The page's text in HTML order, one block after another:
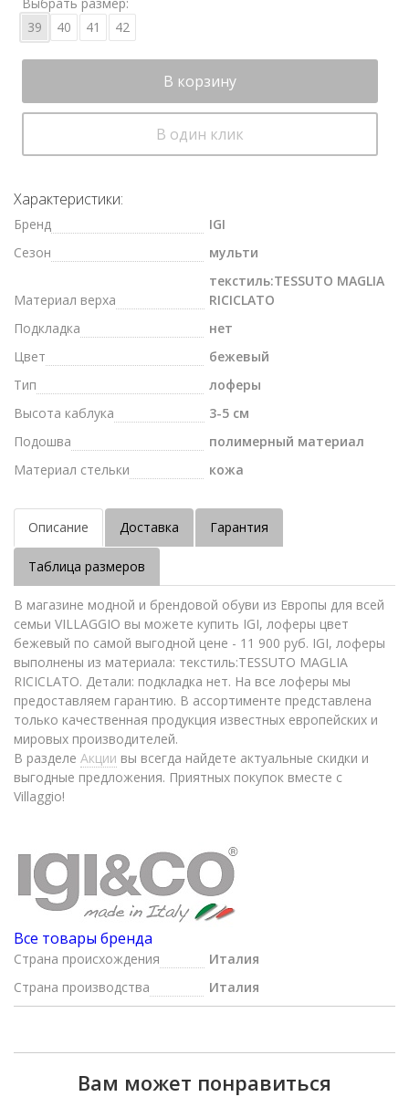
39
40 41 42
В корзину
В один клик
Характеристики:
Бренд
IGI
Сезон
мульти
Материал верха
текстиль:TESSUTO MAGLIA
RICICLATO
Подкладка
нет
Цвет
бежевый
Тип
лоферы
Высота каблука
3-5 см
Подошва
полимерный материал
Материал стельки
кожа
Описание Доставка Гарантия
Таблица размеров
В магазине модной и брендовой обуви из Европы для всей
семьи VILLAGGIO вы можете купить IGI, лоферы цвет
бежевый по самой выгодной цене - 11 900 руб. IGI, лоферы
выполнены из материала: текстиль:TESSUTO MAGLIA
RICICLATO. Детали: подкладка нет. На все лоферы мы
предоставляем гарантию. В ассортименте представлена
только качественная продукция известных европейских и
мировых производителей.
В разделе Акции вы всегда найдете актуальные скидки и
выгодные предложения. Приятных покупок вместе с
Villaggio!
Все товары бренда
Страна происхождения
Италия
Страна производства
Италия
Вам может понравиться